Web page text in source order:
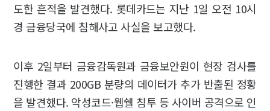
도한 흔적을 발견했다. 롯데카드는 지난 1일 오전 10시
경 금융당국에 침해사고 사실을 보고했다.
이후 2일부터 금융감독원과 금융보안원이 현장 검사를
진행한 결과 200GB 분량의 데이터가 추가 반출된 정황
을 발견했다. 악성코드·웹쉘 침투 등 사이버 공격으로 인